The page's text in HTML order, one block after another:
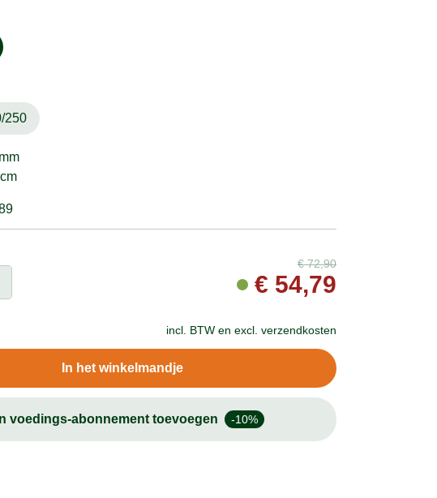
250
€72,90
€ 54,79
incl. BTW en excl. verzendkosten
In het winkelmandje
voedings-abonnement toevoegen -10%